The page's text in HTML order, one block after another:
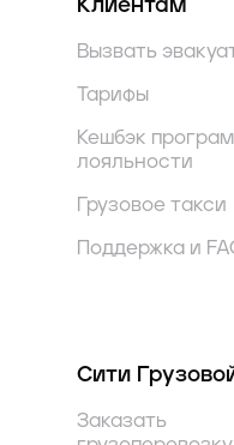
Клиентам
Вызвать
Тарифы
Кешбэк
лояльности
Грузовое такси
Поддержка и
Сити
Заказать